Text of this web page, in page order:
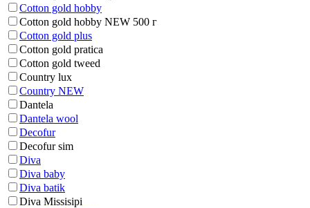
Cotton gold hobby
Cotton gold hobby NEW 500 г
Cotton gold plus
Cotton gold pratica
Cotton gold tweed
Country lux
Country NEW
Dantela
Dantela wool
Decofur
Decofur sim
Diva
Diva baby
Diva batik
Diva Missisipi